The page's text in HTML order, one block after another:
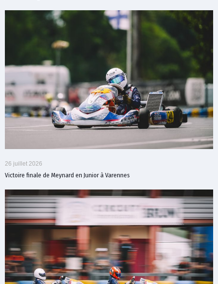
26 juillet 2026
Victoire finale de Meynard en Junior à Varennes